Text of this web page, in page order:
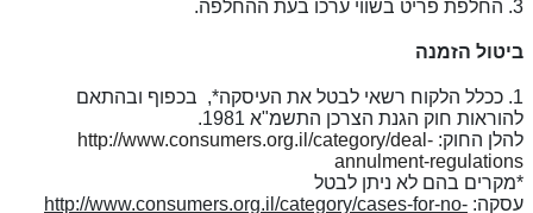
3. החלפת פריט בשווי ערכו בעת ההחלפה.
ביטול הזמנה
1. ככלל הלקוח רשאי לבטל את העיסקה*, בכפוף ובהתאם
להוראות חוק הגנת הצרכן התשמ"א 1981.
להלן החוק: http://www.consumers.org.il/category/deal-
annulment-regulations
*מקרים בהם לא ניתן לבטל
עסקה: http://www.consumers.org.il/category/cases-for-no-